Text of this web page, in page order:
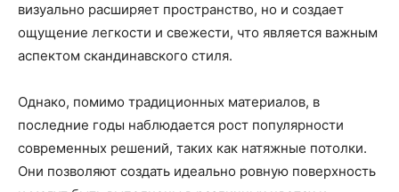
визуально расширяет пространство, но и создает
ощущение легкости и свежести, что является важным
аспектом скандинавского стиля.
Однако, помимо традиционных материалов, в
последние годы наблюдается рост популярности
современных решений, таких как натяжные потолки.
Они позволяют создать идеально ровную поверхность